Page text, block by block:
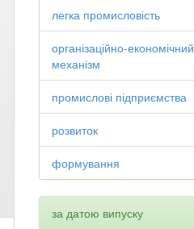
легка промисловість
організаційно-економічний
механізм
промислові підприємства
розвиток
формування
за датою випуску